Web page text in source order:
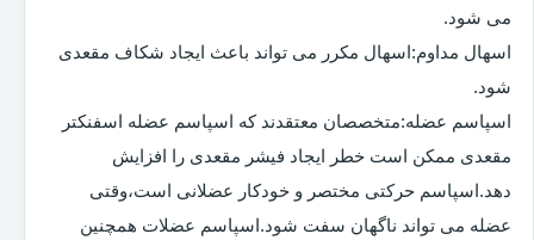
می شود.
اسهال مداوم:اسهال مکرر می تواند باعث ایجاد شکاف مقعدی
شود.
اسپاسم عضله:متخصصان معتقدند که اسپاسم عضله اسفنکتر
مقعدی ممکن است خطر ایجاد فیشر مقعدی را افزایش
دهد.اسپاسم حرکتی مختصر و خودکار عضلانی است،وقتی
عضله می تواند ناگهان سفت شود.اسپاسم عضلات همچنین